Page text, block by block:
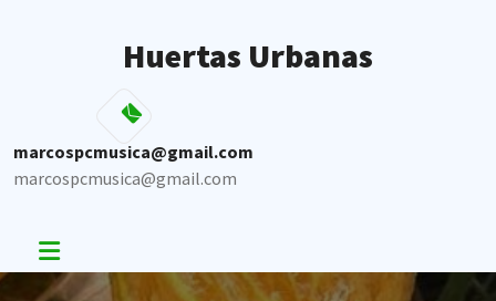
Huertas Urbanas
marcospcmusica@gmail.com
marcospcmusica@gmail.com